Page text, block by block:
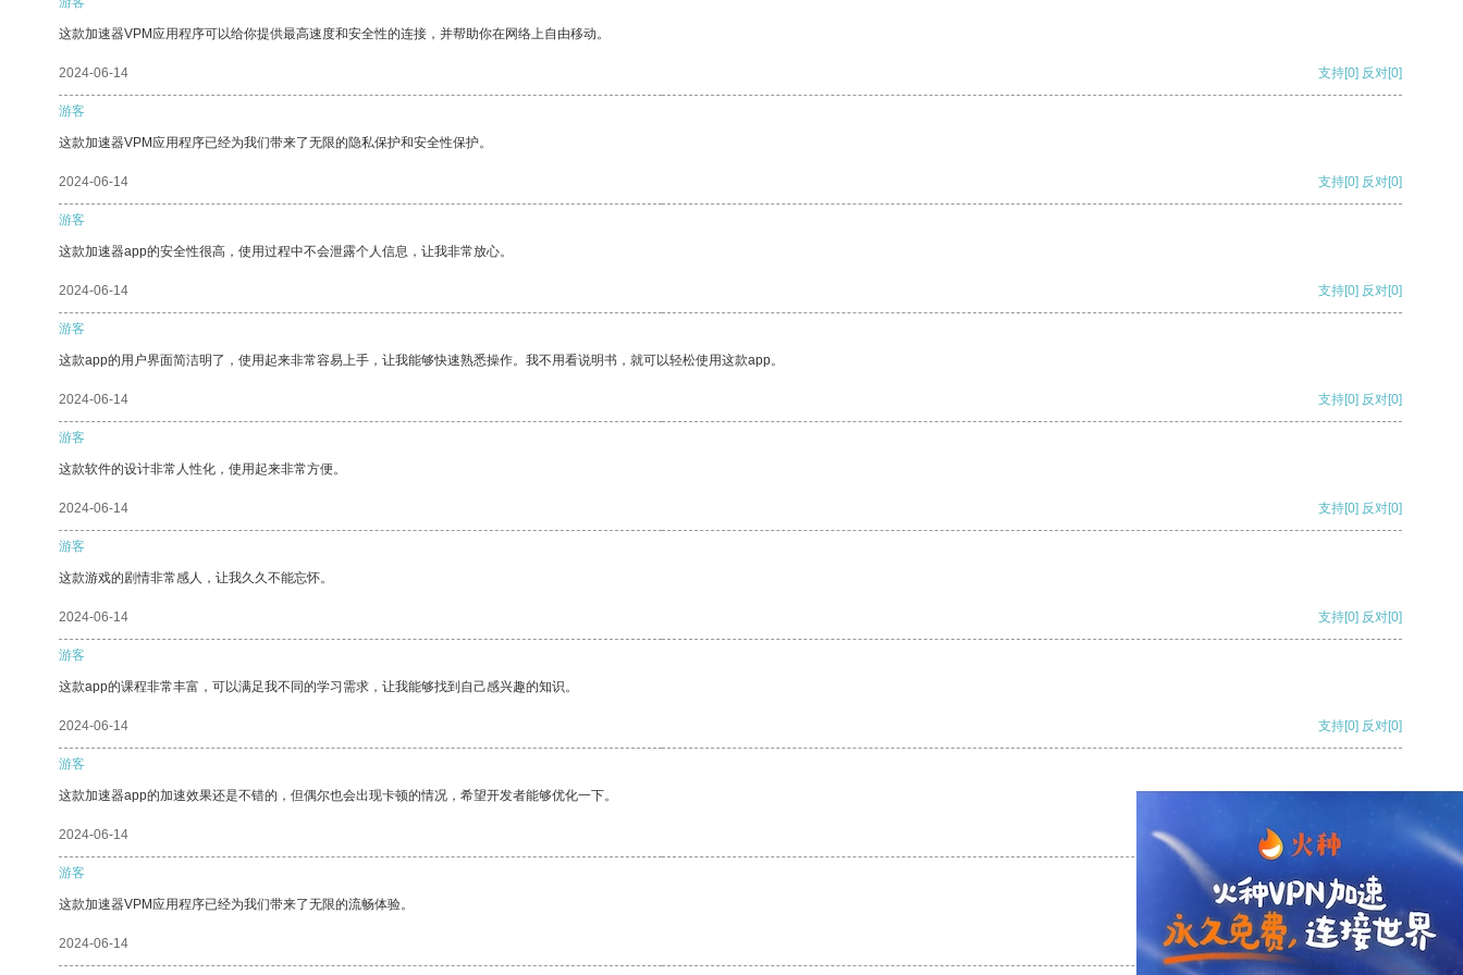
这款加速器VPM应用程序可以给你提供最高速度和安全性的连接，并帮助你在网络上自由移动。
2024-06-14 支持[0] 反对[0]
游客
这款加速器VPM应用程序已经为我们带来了无限的隐私保护和安全性保护。
2024-06-14 支持[0] 反对[0]
游客
这款加速器app的安全性很高，使用过程中不会泄露个人信息，让我非常放心。
2024-06-14 支持[0] 反对[0]
游客
这款app的用户界面简洁明了，使用起来非常容易上手，让我能够快速熟悉操作。我不用看说明书，就可以轻松使用这款app。
2024-06-14 支持[0] 反对[0]
游客
这款软件的设计非常人性化，使用起来非常方便。
2024-06-14 支持[0] 反对[0]
游客
这款游戏的剧情非常感人，让我久久不能忘怀。
2024-06-14 支持[0] 反对[0]
游客
这款app的课程非常丰富，可以满足我不同的学习需求，让我能够找到自己感兴趣的知识。
2024-06-14 支持[0] 反对[0]
游客
这款加速器app的加速效果还是不错的，但偶尔也会出现卡顿的情况，希望开发者能够优化一下。
2024-06-14 支持
游客
这款加速器VPM应用程序已经为我们带来了无限的流畅体验。
2024-06-14 支持[0] 反对[0]